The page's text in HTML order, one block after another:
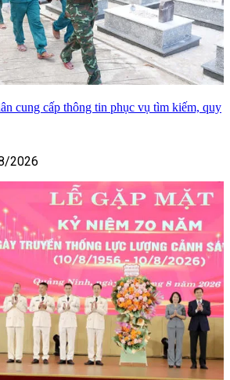
cung cấp thông tin phục vụ tìm kiếm, quy
2026